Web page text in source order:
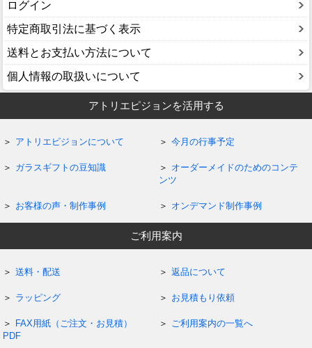
ログイン
特定商取引法に基づく表示
送料とお支払い方法について
個人情報の取扱いについて
アトリエピジョンを活用する
アトリエピジョンについて 今月の行事予定
ガラスギフトの豆知識
オーダーメイドのためのコンテ
ンツ
お客様の声・制作事例 オンデマンド制作事例
ご利用案内
送料・配送 返品について
ラッピング お見積もり依頼
FAX用紙（ご注文・お見積）
PDF
ご利用案内の一覧へ